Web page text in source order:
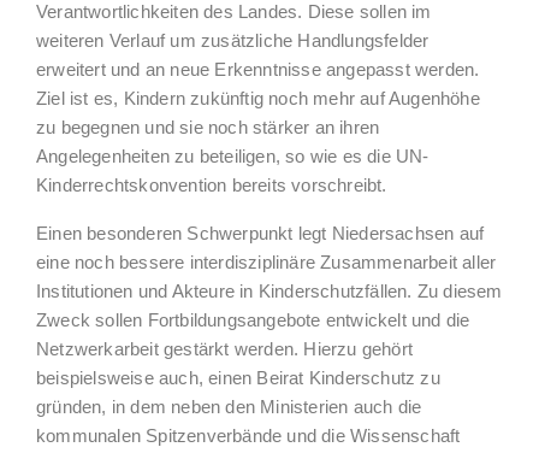
Verantwortlichkeiten des Landes. Diese sollen im
weiteren Verlauf um zusätzliche Handlungsfelder
erweitert und an neue Erkenntnisse angepasst werden.
Ziel ist es, Kindern zukünftig noch mehr auf Augenhöhe
zu begegnen und sie noch stärker an ihren
Angelegenheiten zu beteiligen, so wie es die UN-
Kinderrechtskonvention bereits vorschreibt.
Einen besonderen Schwerpunkt legt Niedersachsen auf
eine noch bessere interdisziplinäre Zusammenarbeit aller
Institutionen und Akteure in Kinderschutzfällen. Zu diesem
Zweck sollen Fortbildungsangebote entwickelt und die
Netzwerkarbeit gestärkt werden. Hierzu gehört
beispielsweise auch, einen Beirat Kinderschutz zu
gründen, in dem neben den Ministerien auch die
kommunalen Spitzenverbände und die Wissenschaft